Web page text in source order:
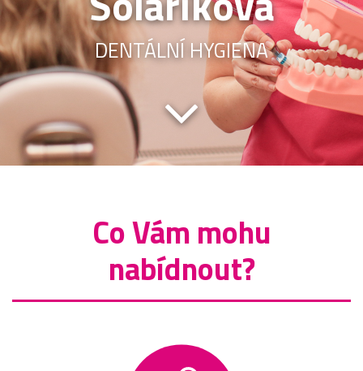
DENTÁLNÍ HYGIENA
Co Vám mohu
nabídnout?